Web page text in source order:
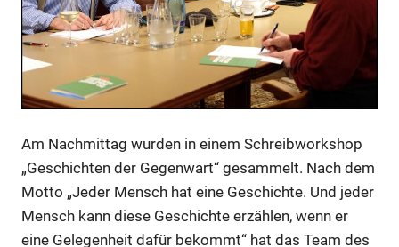
Am Nachmittag wurden in einem Schreibworkshop
„Geschichten der Gegenwart“ gesammelt. Nach dem
Motto „Jeder Mensch hat eine Geschichte. Und jeder
Mensch kann diese Geschichte erzählen, wenn er
eine Gelegenheit dafür bekommt“ hat das Team des